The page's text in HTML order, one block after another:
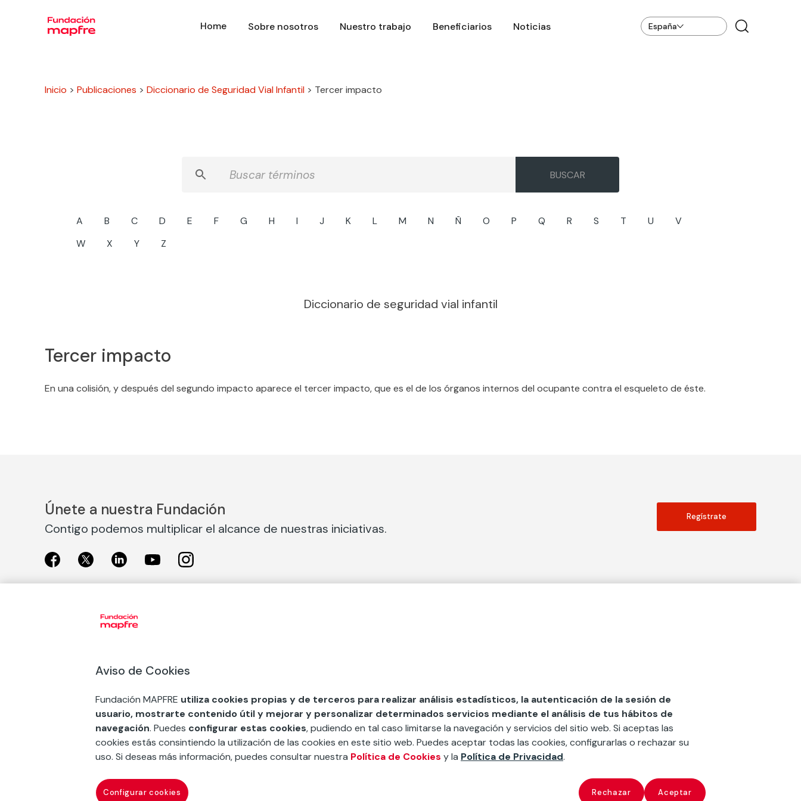
Home Sobre nosotros Nuestro trabajo Beneficiarios Noticias España
Inicio > Publicaciones > Diccionario de Seguridad Vial Infantil > Tercer impacto
A B C D E F G H I J K L M N Ñ O P Q R S T U
V
W
X Y Z
Diccionario de seguridad vial infantil
Tercer impacto
En una colisión, y después del segundo impacto aparece el tercer impacto, que es el de los órganos internos del ocupante contra el esqueleto de éste.
Únete a nuestra Fundación
Contigo podemos multiplicar el alcance de nuestras iniciativas.
Regístrate
Exposiciones en Barcelona
COMPRAR ENTRADA
Premios y ayudas
FSE+
Contacto
Nuestros Podcast
Sistema Interno de Información
Sala de Prensa
Centro de Documentación
Red Ibérica Fundación Mapfre
Aviso de Cookies
Fundación MAPFRE utiliza cookies propias y de terceros para realizar análisis estadísticos, la autenticación de la sesión de
usuario, mostrarte contenido útil y mejorar y personalizar determinados servicios mediante el análisis de tus hábitos de
navegación. Puedes configurar estas cookies, pudiendo en tal caso limitarse la navegación y servicios del sitio web. Si aceptas las
cookies estás consintiendo la utilización de las cookies en este sitio web. Puedes aceptar todas las cookies, configurarlas o rechazar su
uso. Si deseas más información, puedes consultar nuestra Política de Cookies y la Política de Privacidad.
Rechazar Aceptar
Configurar cookies